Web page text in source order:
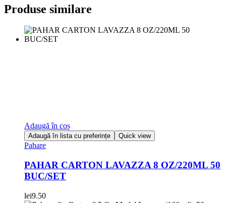
Produse similare
Adaugă în coș
Adaugă în lista cu preferințe Quick view
Pahare
PAHAR CARTON LAVAZZA 8 OZ/220ML 50
BUC/SET
lei9.50